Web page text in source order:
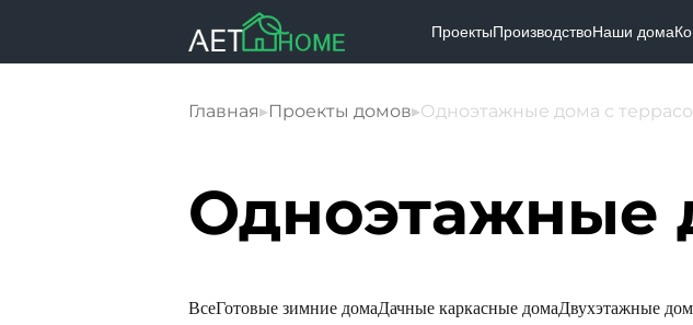
ПроектыПроизводствоНаши дома
Главная▸Проекты домов▸Одноэтажные дома с
Одноэтажные
ВсеГотовые зимние домаДачные каркасные домаДвухэтажные